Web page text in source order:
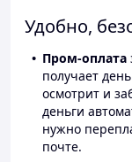
Удобно,
Пром-оплата
получает
осмотрит и
деньги
нужно
почте.